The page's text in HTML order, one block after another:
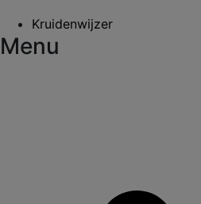
Kruidenwijzer
Menu